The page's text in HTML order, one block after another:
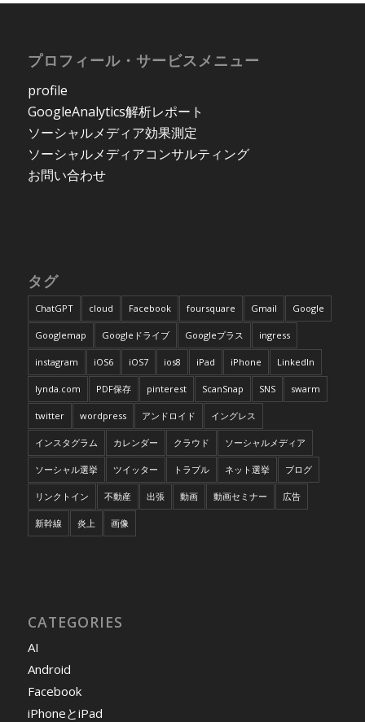
プロフィール・サービスメニュー
profile
GoogleAnalytics解析レポート
ソーシャルメディア効果測定
ソーシャルメディアコンサルティング
お問い合わせ
タグ
ChatGPT cloud Facebook foursquare Gmail Google
Googlemap Googleドライブ Googleプラス ingress
instagram iOS6 iOS7 ios8 iPad iPhone LinkedIn
lynda.com PDF保存 pinterest ScanSnap SNS swarm
twitter wordpress アンドロイド イングレス
インスタグラム カレンダー クラウド ソーシャルメディア
ソーシャル選挙 ツイッター トラブル ネット選挙 ブログ
リンクトイン 不動産 出張 動画 動画セミナー 広告
新幹線 炎上 画像
CATEGORIES
AI
Android
Facebook
iPhoneとiPad